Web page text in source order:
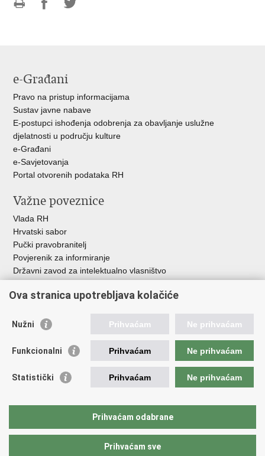
e-Građani
Pravo na pristup informacijama
Sustav javne nabave
E-postupci ishođenja odobrenja za obavljanje uslužne
djelatnosti u području kulture
e-Građani
e-Savjetovanja
Portal otvorenih podataka RH
Važne poveznice
Vlada RH
Hrvatski sabor
Pučki pravobranitelj
Povjerenik za informiranje
Državni zavod za intelektualno vlasništvo
HAKOM
Ostale poveznice
Hrvatski audiovizualni centar
Creative Europe
EU National Institutes for Culture
Međunarodni centar za podvodnu arheologiju u Zadru (MCPA)
Ova stranica upotrebljava kolačiće
Nužni Prihvaćam Ne prihvaćam
Funkcionalni Prihvaćam Ne prihvaćam
Statistički Prihvaćam Ne prihvaćam
Prihvaćam odabrane
Prihvaćam sve